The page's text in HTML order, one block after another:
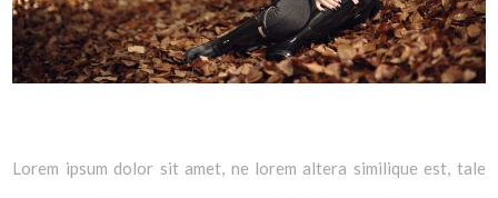
Lorem ipsum dolor sit amet, ne lorem altera similique est, tale